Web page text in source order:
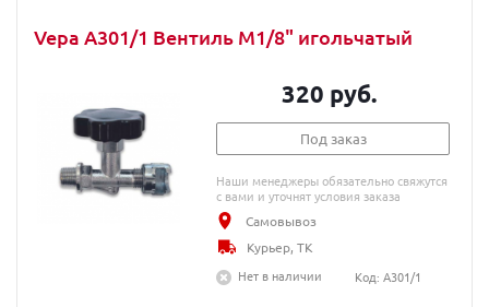
Vepa A301/1 Вентиль М1/8" игольчатый
320 руб.
Под заказ
Наши менеджеры обязательно свяжутся
с вами и уточнят условия заказа
Самовывоз
Курьер, ТК
Нет в наличии
Код: A301/1